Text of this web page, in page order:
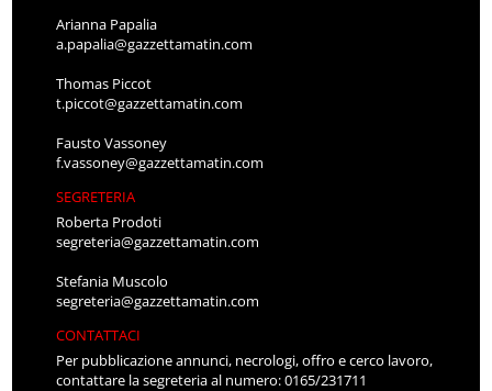
Arianna Papalia
a.papalia@gazzettamatin.com
Thomas Piccot
t.piccot@gazzettamatin.com
Fausto Vassoney
f.vassoney@gazzettamatin.com
SEGRETERIA
Roberta Prodoti
segreteria@gazzettamatin.com
Stefania Muscolo
segreteria@gazzettamatin.com
CONTATTACI
Per pubblicazione annunci, necrologi, offro e cerco lavoro,
contattare la segreteria al numero: 0165/231711